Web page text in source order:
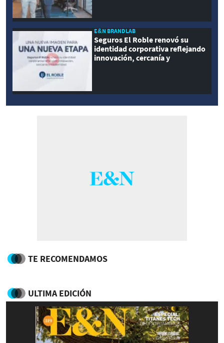
E&N BRANDLAB
Seguros El Roble renovó su
identidad corporativa reflejando
innovación, cercanía y
TE RECOMENDAMOS
ULTIMA EDICIÓN